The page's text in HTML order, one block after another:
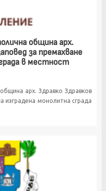
община арх.
за премахване
в местност
арх. Здравко Здравков
изградена монолитна сграда